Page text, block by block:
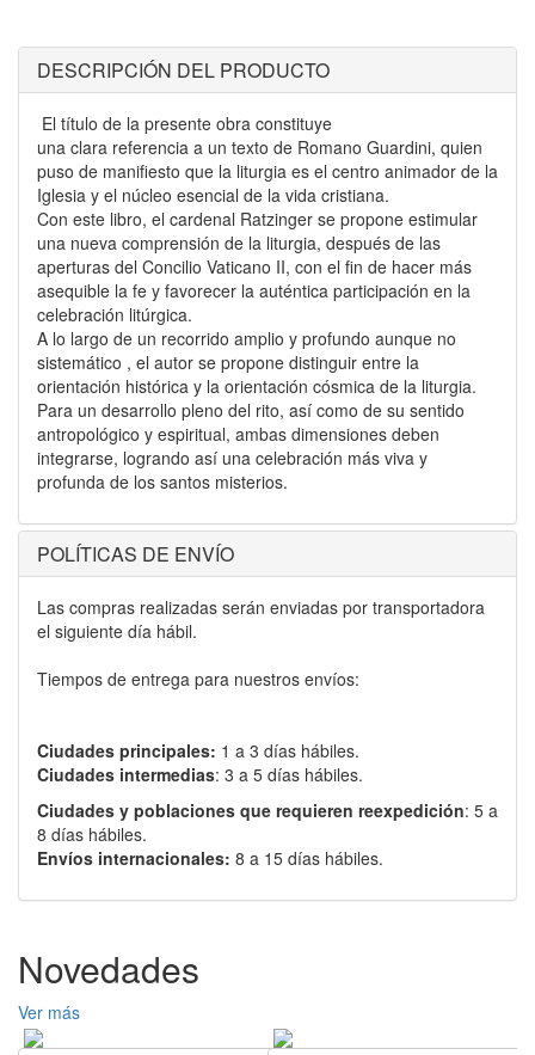
DESCRIPCIÓN DEL PRODUCTO
El título de la presente obra constituye
una clara referencia a un texto de Romano Guardini, quien
puso de manifiesto que la liturgia es el centro animador de la
Iglesia y el núcleo esencial de la vida cristiana.
Con este libro, el cardenal Ratzinger se propone estimular
una nueva comprensión de la liturgia, después de las
aperturas del Concilio Vaticano II, con el fin de hacer más
asequible la fe y favorecer la auténtica participación en la
celebración litúrgica.
A lo largo de un recorrido amplio y profundo aunque no
sistemático , el autor se propone distinguir entre la
orientación histórica y la orientación cósmica de la liturgia.
Para un desarrollo pleno del rito, así como de su sentido
antropológico y espiritual, ambas dimensiones deben
integrarse, logrando así una celebración más viva y
profunda de los santos misterios.
POLÍTICAS DE ENVÍO
Las compras realizadas serán enviadas por transportadora
el siguiente día hábil.
Tiempos de entrega para nuestros envíos:
Ciudades principales: 1 a 3 días hábiles.
Ciudades intermedias: 3 a 5 días hábiles.
Ciudades y poblaciones que requieren reexpedición: 5 a
8 días hábiles.
Envíos internacionales: 8 a 15 días hábiles.
Novedades
Ver más